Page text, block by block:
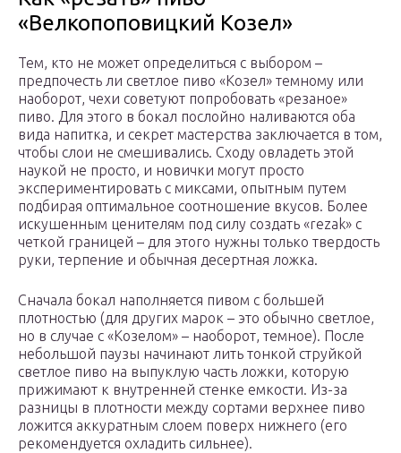
«Велкопоповицкий Козел»
Тем, кто не может определиться с выбором –
предпочесть ли светлое пиво «Козел» темному или
наоборот, чехи советуют попробовать «резаное»
пиво. Для этого в бокал послойно наливаются оба
вида напитка, и секрет мастерства заключается в том,
чтобы слои не смешивались. Сходу овладеть этой
наукой не просто, и новички могут просто
экспериментировать с миксами, опытным путем
подбирая оптимальное соотношение вкусов. Более
искушенным ценителям под силу создать «rezak» с
четкой границей – для этого нужны только твердость
руки, терпение и обычная десертная ложка.
Сначала бокал наполняется пивом с большей
плотностью (для других марок – это обычно светлое,
но в случае с «Козелом» – наоборот, темное). После
небольшой паузы начинают лить тонкой струйкой
светлое пиво на выпуклую часть ложки, которую
прижимают к внутренней стенке емкости. Из-за
разницы в плотности между сортами верхнее пиво
ложится аккуратным слоем поверх нижнего (его
рекомендуется охладить сильнее).